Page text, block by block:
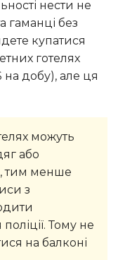
нести не
гаманці без
купатися
готелях
добу), але ця
можуть
або
тим менше
з
Тому не
на балконі